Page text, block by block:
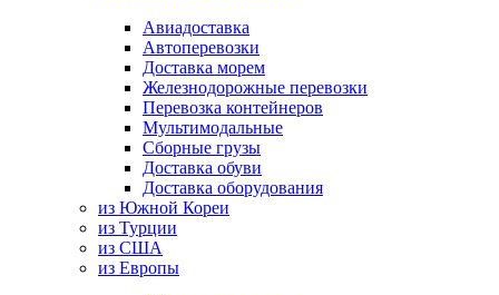
Авиадоставка
Автоперевозки
Доставка морем
Железнодорожные перевозки
Перевозка контейнеров
Мультимодальные
Сборные грузы
Доставка обуви
Доставка оборудования
из Южной Кореи
из Турции
из США
из Европы